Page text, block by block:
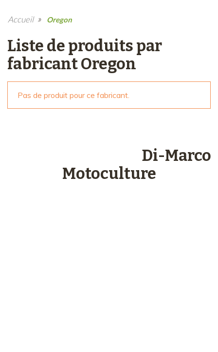
Accueil » Oregon
Liste de produits par
fabricant Oregon
Pas de produit pour ce fabricant.
Di-Marco
Motoculture